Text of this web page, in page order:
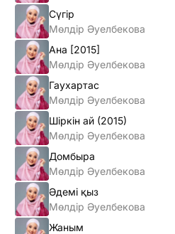
Сүгір
Мөлдір Әуелбекова
Ана [2015]
Мөлдiр Әуелбекова
Гаухартас
Мөлдір Әуелбекова
Шiркiн ай (2015)
Мөлдiр Әуелбекова
Домбыра
Мөлдір Әуелбекова
Әдемі қыз
Мөлдір Әуелбекова
Жаным